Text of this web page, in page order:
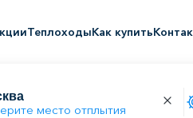
ТеплоходыКак купить
место отплытия